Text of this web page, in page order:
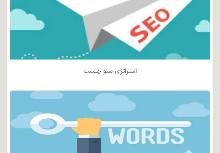
استراتژی سئو چیست